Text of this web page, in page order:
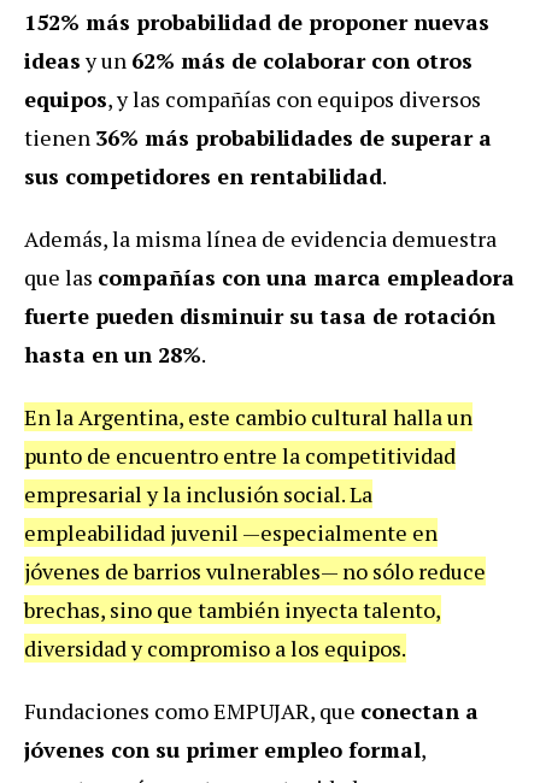
152% más probabilidad de proponer nuevas
ideasy un 62% más de colaborar con otros
equipos, y las compañías con equipos diversos
tienen 36% más probabilidades de superar a
sus competidores en rentabilidad.
Además, la misma línea de evidencia demuestra
que las compañías con una marca empleadora
fuerte pueden disminuir su tasa de rotación
hasta en un 28%.
En la Argentina, este cambio cultural halla un
punto de encuentro entre la competitividad
empresarial y la inclusión social. La
empleabilidad juvenil —especialmente en
jóvenes de barrios vulnerables— no sólo reduce
brechas, sino que también inyecta talento,
diversidad y compromiso a los equipos.
Fundaciones como EMPUJAR, que conectan a
jóvenes con su primer empleo formal,